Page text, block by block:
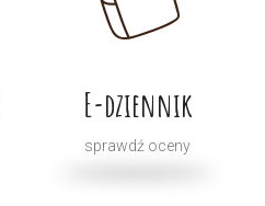
E-dziennik
sprawdź oceny